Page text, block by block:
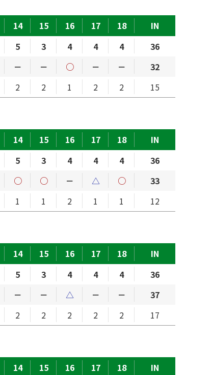
14 15 16 17 18
IN
5 3 4 4 4
36
－ － ○ － －
32
2 2 1 2 2 15
14 15 16 17 18
IN
5 3 4 4 4
36
○ ○ － △ ○
33
1 1 2 1 1 12
14 15 16 17 18
IN
5 3 4 4 4
36
－ － △ － －
37
2 2 2 2 2 17
14 15 16 17 18
IN